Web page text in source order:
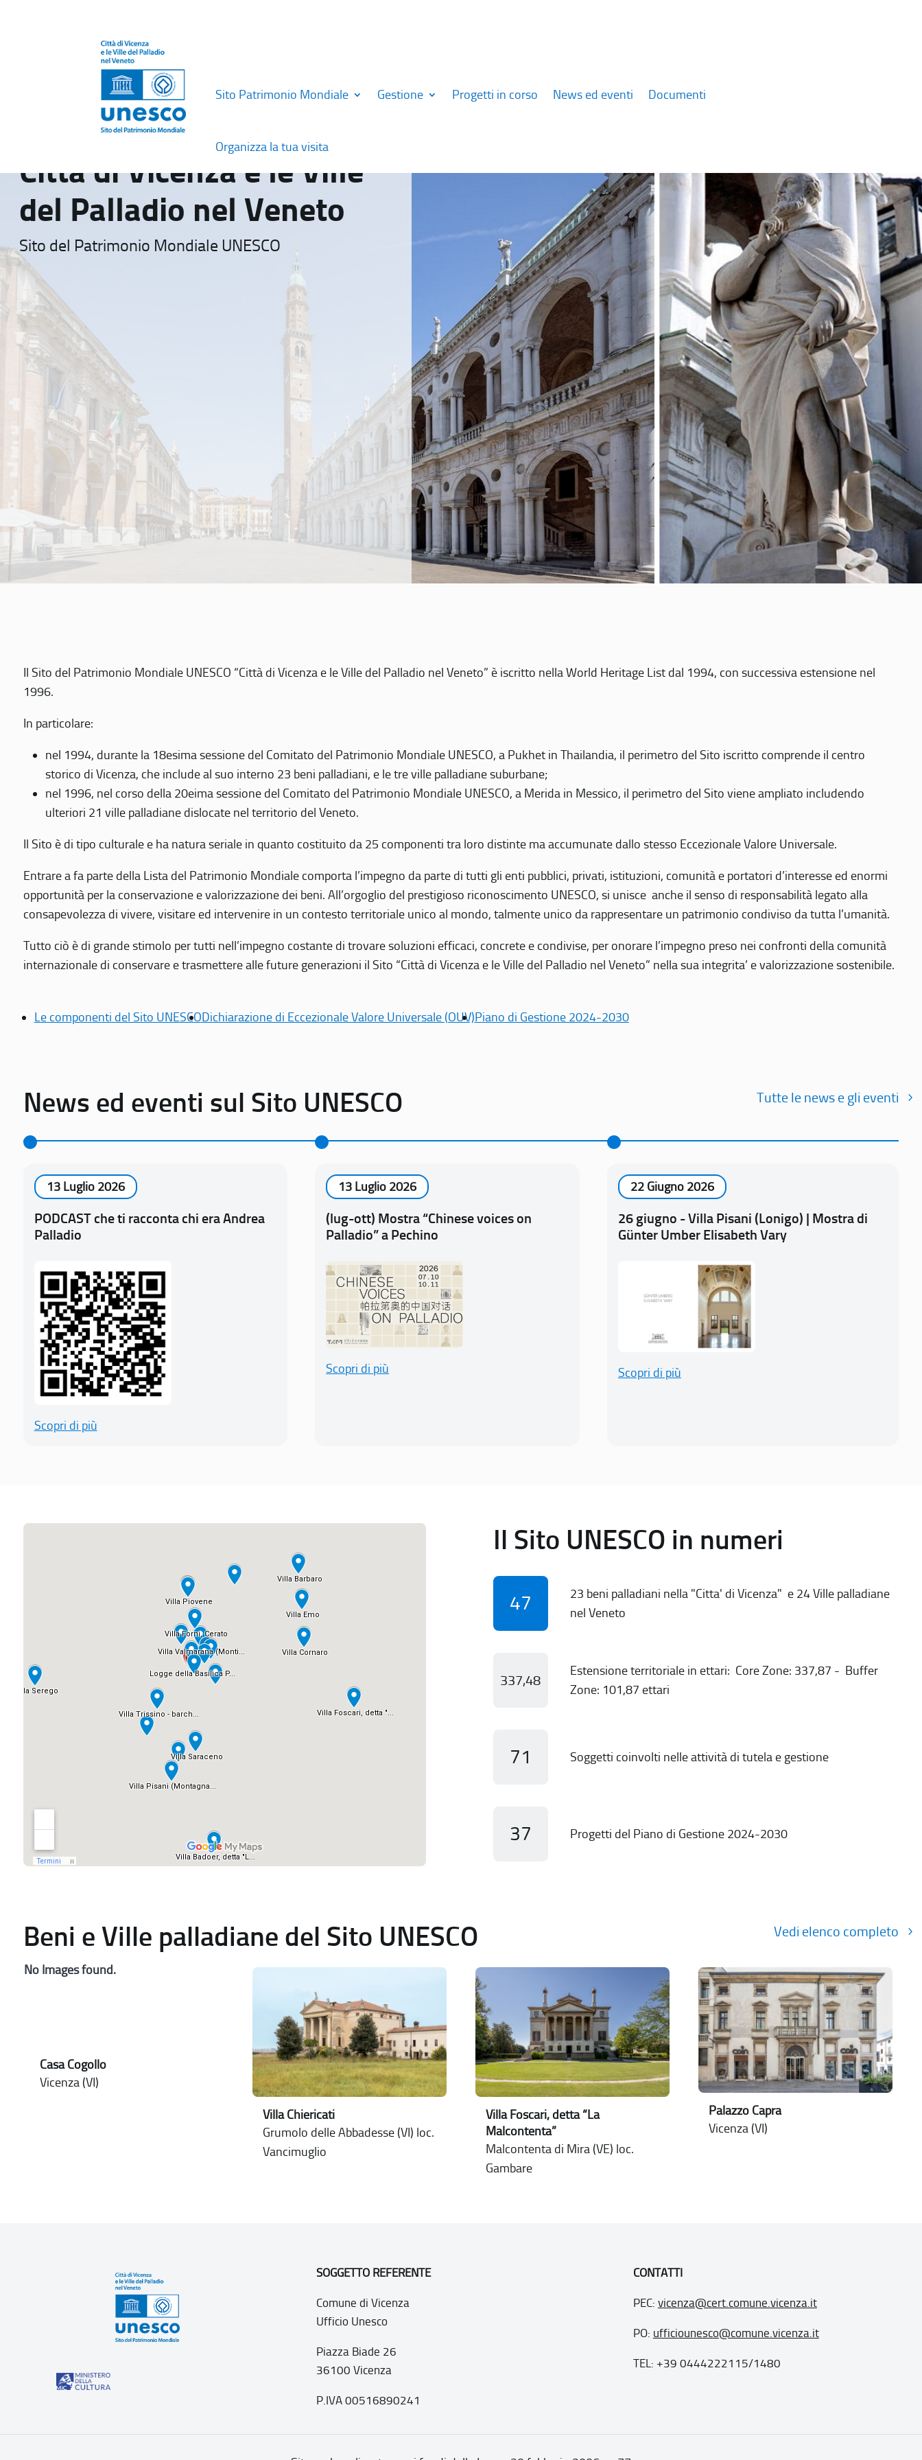
Sito Patrimonio Mondiale Gestione Progetti in corso News ed eventi Documenti
Organizza la tua visita
Città di Vicenza e le Ville
del Palladio nel Veneto
Sito del Patrimonio Mondiale UNESCO
Il Sito del Patrimonio Mondiale UNESCO “Città di Vicenza e le Ville del Palladio nel Veneto” è iscritto nella World Heritage List dal 1994, con successiva estensione nel
1996.
In particolare:
nel 1994, durante la 18esima sessione del Comitato del Patrimonio Mondiale UNESCO, a Pukhet in Thailandia, il perimetro del Sito iscritto comprende il centro
storico di Vicenza, che include al suo interno 23 beni palladiani, e le tre ville palladiane suburbane;
nel 1996, nel corso della 20eima sessione del Comitato del Patrimonio Mondiale UNESCO, a Merida in Messico, il perimetro del Sito viene ampliato includendo
ulteriori 21 ville palladiane dislocate nel territorio del Veneto.
Il Sito è di tipo culturale e ha natura seriale in quanto costituito da 25 componenti tra loro distinte ma accumunate dallo stesso Eccezionale Valore Universale.
Entrare a fa parte della Lista del Patrimonio Mondiale comporta l’impegno da parte di tutti gli enti pubblici, privati, istituzioni, comunità e portatori d’interesse ed enormi
opportunità per la conservazione e valorizzazione dei beni. All’orgoglio del prestigioso riconoscimento UNESCO, si unisce anche il senso di responsabilità legato alla
consapevolezza di vivere, visitare ed intervenire in un contesto territoriale unico al mondo, talmente unico da rappresentare un patrimonio condiviso da tutta l’umanità.
Tutto ciò è di grande stimolo per tutti nell’impegno costante di trovare soluzioni efficaci, concrete e condivise, per onorare l’impegno preso nei confronti della comunità
internazionale di conservare e trasmettere alle future generazioni il Sito “Città di Vicenza e le Ville del Palladio nel Veneto” nella sua integrita’ e valorizzazione sostenibile.
Le componenti del Sito UNESCODichiarazione di Eccezionale Valore Universale (OUV)Piano di Gestione 2024-2030
News ed eventi sul Sito UNESCO Tutte le news e gli eventi
13 Luglio 2026
PODCAST che ti racconta chi era Andrea
Palladio
Scopri di più
13 Luglio 2026
(lug-ott) Mostra “Chinese voices on
Palladio” a Pechino
Scopri di più
22 Giugno 2026
26 giugno - Villa Pisani (Lonigo) | Mostra di
Günter Umber Elisabeth Vary
Scopri di più
Il Sito UNESCO in numeri
47
23 beni palladiani nella "Citta' di Vicenza" e 24 Ville palladiane
nel Veneto
337,48
Estensione territoriale in ettari: Core Zone: 337,87 - Buffer
Zone: 101,87 ettari
71 Soggetti coinvolti nelle attività di tutela e gestione
37 Progetti del Piano di Gestione 2024-2030
Beni e Ville palladiane del Sito UNESCO Vedi elenco completo
No Images found.
Casa Cogollo
Vicenza (VI)
Villa Chiericati
Grumolo delle Abbadesse (VI) loc.
Vancimuglio
Villa Foscari, detta “La
Malcontenta”
Malcontenta di Mira (VE) loc.
Gambare
Palazzo Capra
Vicenza (VI)
SOGGETTO REFERENTE
Comune di Vicenza
Ufficio Unesco
Piazza Biade 26
36100 Vicenza
P.IVA 00516890241
CONTATTI
PEC: vicenza@cert.comune.vicenza.it
PO: ufficiounesco@comune.vicenza.it
TEL: +39 0444222115/1480